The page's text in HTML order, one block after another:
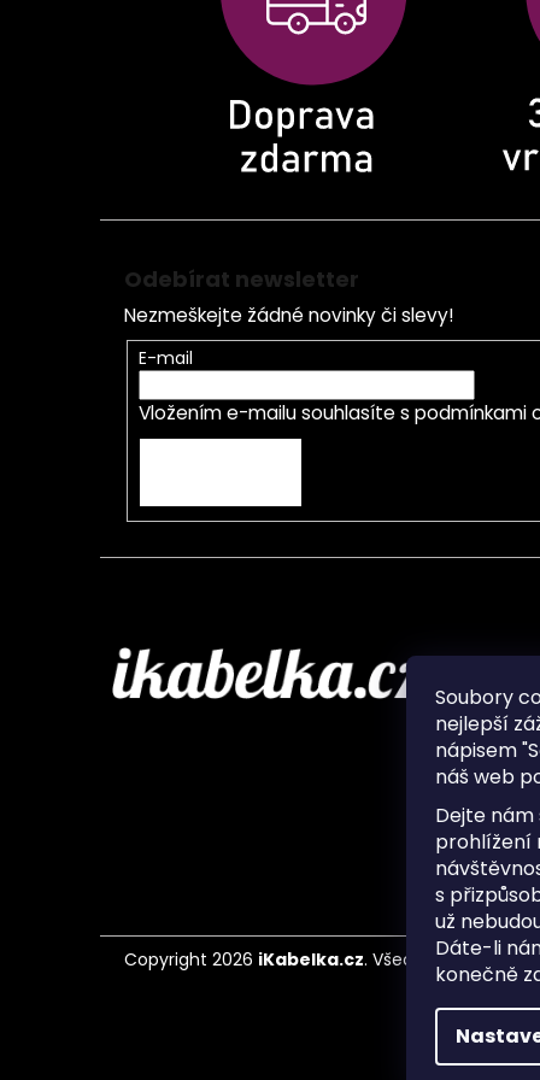
Soubory
nejlepší
nápisem
náš web
Dejte
prohlížení
s
už
Dáte-li
konečně
Odebírat newsletter
Nezmeškejte žádné novinky či slevy!
E-mail
Vložením e-mailu souhlasíte s podmínkami
O nás
Často
Copyright 2026 iKabelka.cz. Všechna práva